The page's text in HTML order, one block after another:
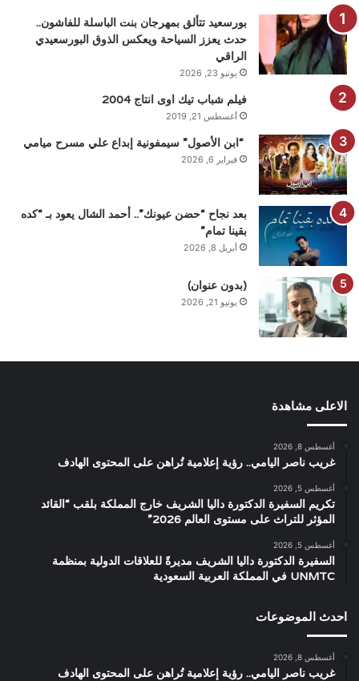
بورسعيد تتألق بمهرجان بنت الباسلة للفاشون..
حدث يعزز السياحة ويعكس الذوق البورسعيدي
الراقي
يونيو 23, 2026
فيلم شباب تيك اوى انتاج 2004
أغسطس 21, 2019
“ابن الأصول” سيمفونية إبداع علي مسرح ميامي
فبراير 6, 2026
بعد نجاح “حضن عيونك”.. أحمد الشال يعود بـ “كده
بقينا تمام”
أبريل 8, 2026
(بدون عنوان)
يونيو 21, 2026
الاعلى مشاهدة
أغسطس 8, 2026
غريب ناصر اليامي.. رؤية إعلامية تُراهن على المحتوى الهادف
أغسطس 5, 2026
تكريم السفيرة الدكتورة داليا الشريف خارج المملكة بلقب “القائد
المؤثر للتراث على مستوى العالم 2026”
أغسطس 5, 2026
السفيرة الدكتورة داليا الشريف مديرةً للعلاقات الدولية بمنظمة
UNMTC في المملكة العربية السعودية
احدث الموضوعات
أغسطس 8, 2026
غريب ناصر اليامي.. رؤية إعلامية تُراهن على المحتوى الهادف